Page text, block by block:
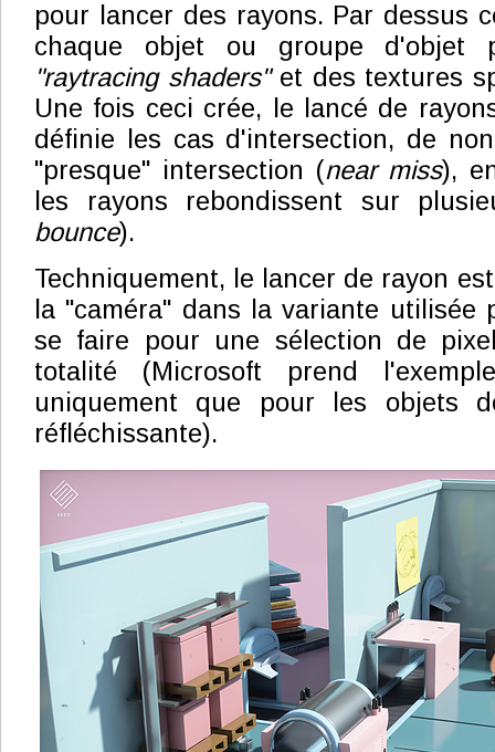
pour lancer des rayons. Par dessus
chaque objet ou groupe d'objet
"raytracing shaders"et des textures
Une fois ceci crée, le lancé de
définie les cas d'intersection, de
"presque" intersection (near miss),
les rayons rebondissent sur
bounce).
Techniquement, le lancer de rayon
la "caméra" dans la variante utilisée
se faire pour une sélection de
totalité (Microsoft prend
uniquement que pour les objets
réfléchissante).